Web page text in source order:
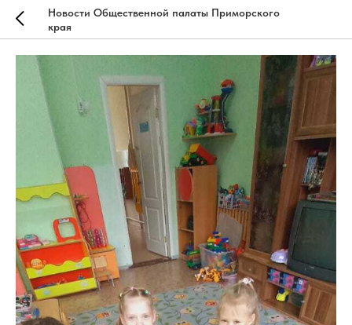
Новости Общественной палаты Приморского
края